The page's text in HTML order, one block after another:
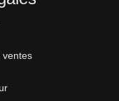
ventes